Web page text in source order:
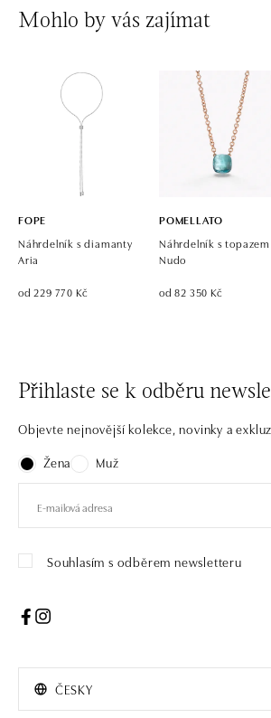
Mohlo by vás zajímat
FOPE
Náhrdelník s diamanty
Aria
od 229 770 Kč
POMELLATO
Náhrdelník s topazem
Nudo
od 82 350 Kč
Přihlaste se k odběru
Objevte nejnovější kolekce, novinky a
Žena
Muž
Souhlasím s odběrem newsletteru
ČESKY